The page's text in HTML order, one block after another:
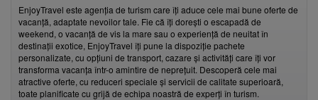
EnjoyTravel este agenția de turism care îți aduce cele mai bune oferte de
vacanță, adaptate nevoilor tale. Fie că îți dorești o escapadă de
weekend, o vacanță de vis la mare sau o experiență de neuitat în
destinații exotice, EnjoyTravel îți pune la dispoziție pachete
personalizate, cu opțiuni de transport, cazare și activități care îți vor
transforma vacanța într-o amintire de neprețuit. Descoperă cele mai
atractive oferte, cu reduceri speciale și servicii de calitate superioară,
toate planificate cu grijă de echipa noastră de experți în turism.